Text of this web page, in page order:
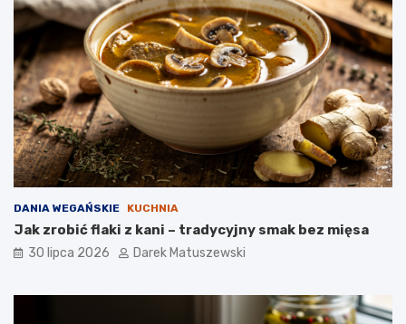
DANIA WEGAŃSKIE KUCHNIA
Jak zrobić flaki z kani – tradycyjny smak bez mięsa
30 lipca 2026 Darek Matuszewski